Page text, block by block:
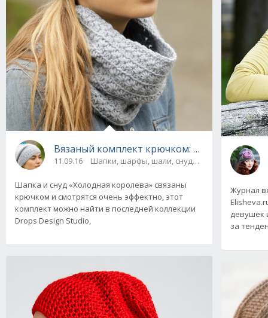
Вязаный комплект крючком: шапка и снуд
11.09.16 Шапки, шарфы, шали, снуды и палантины
Шапка и снуд «Холодная королева» связаны
крючком и смотрятся очень эффектно, этот
комплект можно найти в последней коллекции
Drops Design Studio,
Журнал
девушек
за